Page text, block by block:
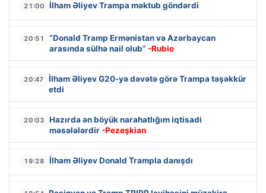
21:00 İlham Əliyev Trampa məktub göndərdi
20:51
“Donald Tramp Ermənistan və Azərbaycan
arasında sülhə nail olub” -Rubio
20:47
İlham Əliyev G20-yə dəvətə görə Trampa təşəkkür
etdi
20:03
Hazırda ən böyük narahatlığım iqtisadi
məsələlərdir -Pezeşkian
19:28 İlham Əliyev Donald Trampla danışdı